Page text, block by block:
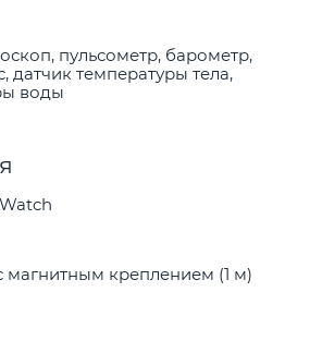
пульсометр, барометр,
датчик температуры тела,
воды
магнитным креплением (1 м)